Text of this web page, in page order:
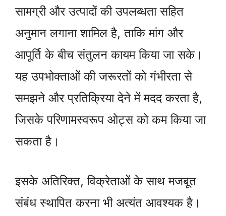
सामग्री और उत्पादों की उपलब्धता सहित
अनुमान लगाना शामिल है, ताकि मांग और
आपूर्ति के बीच संतुलन कायम किया जा सके।
यह उपभोक्ताओं की जरूरतों को गंभीरता से
समझने और प्रतिक्रिया देने में मदद करता है,
जिसके परिणामस्वरूप ओट्स को कम किया जा
सकता है।
इसके अतिरिक्त, विक्रेताओं के साथ मजबूत
संबंध स्थापित करना भी अत्यंत आवश्यक है।